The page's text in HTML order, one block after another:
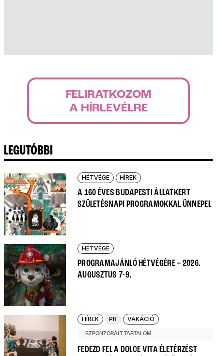
FELIRATKOZOM
A HÍRLEVÉLRE
LEGUTÓBBI
HÉTVÉGE HÍREK
A 160 ÉVES BUDAPESTI ÁLLATKERT
SZÜLETÉSNAPI PROGRAMOKKAL ÜNNEPEL
HÉTVÉGE
PROGRAMAJÁNLÓ HÉTVÉGÉRE – 2026.
AUGUSZTUS 7-9.
HÍREK PR VAKÁCIÓ
SZPONZORÁLT TARTALOM
FEDEZD FEL A DOLCE VITA ÉLETÉRZÉST